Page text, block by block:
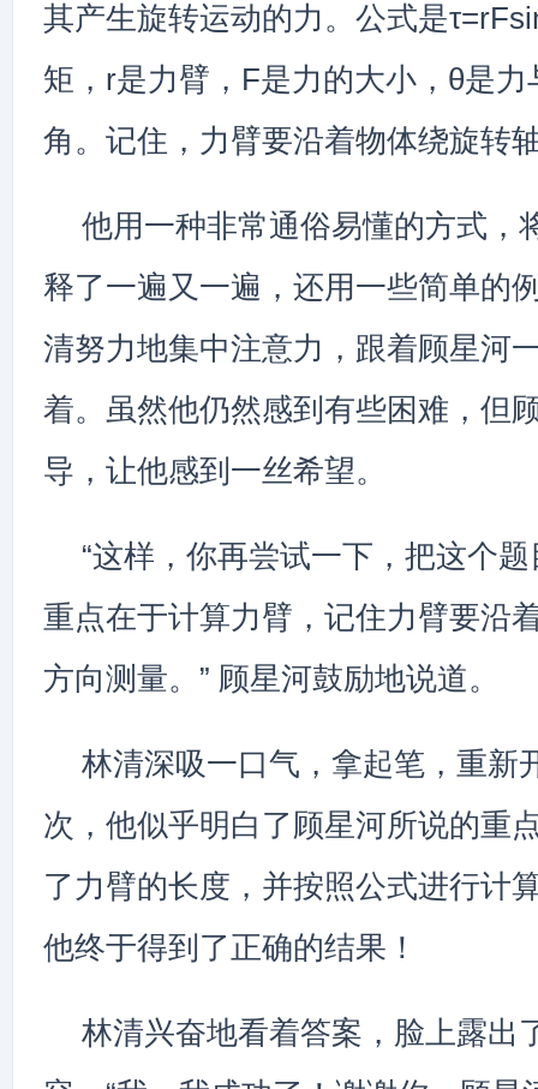
其产生旋转运动的力。公式是
矩，r是力臂，F是力的大小，θ是
角。记住，力臂要沿着物体绕旋转
他用一种非常通俗易懂的方式，
释了一遍又一遍，还用一些简单的
清努力地集中注意力，跟着顾星河
着。虽然他仍然感到有些困难，但
导，让他感到一丝希望。
“这样，你再尝试一下，把这个
重点在于计算力臂，记住力臂要沿
方向测量。” 顾星河鼓励地说道。
林清深吸一口气，拿起笔，重新
次，他似乎明白了顾星河所说的重
了力臂的长度，并按照公式进行计
他终于得到了正确的结果！
林清兴奋地看着答案，脸上露出